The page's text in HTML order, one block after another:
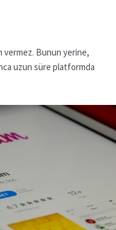
vermez. Bunun yerine,
uzun süre platformda